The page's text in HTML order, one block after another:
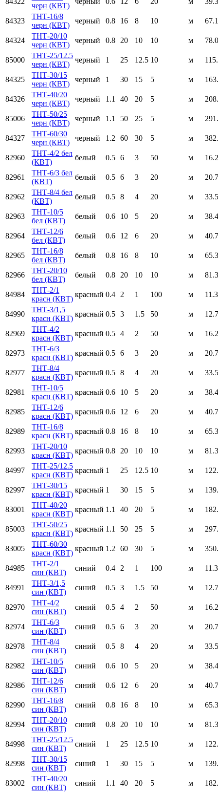
черн (КВТ)
84323
ТНТ-16/8
черн (КВТ)
черный 0.8 16 8 10 м
84324
ТНТ-20/10
черн (КВТ)
черный 0.8 20 10 10 м
85000
ТНТ-25/12.5
черн (КВТ)
черный 1 25 12.5 10 м
84325
ТНТ-30/15
черн (КВТ)
черный 1 30 15 5 м
84326
ТНТ-40/20
черн (КВТ)
черный 1.1 40 20 5 м
85006
ТНТ-50/25
черн (КВТ)
черный 1.1 50 25 5 м
84327
ТНТ-60/30
черн (КВТ)
черный 1.2 60 30 5 м
82960
ТНТ-4/2 бел
(КВТ)
белый 0.5 6 3 50 м
82961
ТНТ-6/3 бел
(КВТ)
белый 0.5 6 3 20 м
82962
ТНТ-8/4 бел
(КВТ)
белый 0.5 8 4 20 м
82963
ТНТ-10/5
бел (КВТ)
белый 0.6 10 5 20 м
82964
ТНТ-12/6
бел (КВТ)
белый 0.6 12 6 20 м
82965
ТНТ-16/8
бел (КВТ)
белый 0.8 16 8 10 м
82966
ТНТ-20/10
бел (КВТ)
белый 0.8 20 10 10 м
84984
ТНТ-2/1
красн (КВТ)
красный 0.4 2 1 100 м
84990
ТНТ-3/1,5
красн (КВТ)
красный 0.5 3 1.5 50 м
82969
ТНТ-4/2
красн (КВТ)
красный 0.5 4 2 50 м
82973
ТНТ-6/3
красн (КВТ)
красный 0.5 6 3 20 м
82977
ТНТ-8/4
красн (КВТ)
красный 0.5 8 4 20 м
82981
ТНТ-10/5
красн (КВТ)
красный 0.6 10 5 20 м
82985
ТНТ-12/6
красн (КВТ)
красный 0.6 12 6 20 м
82989
ТНТ-16/8
красн (КВТ)
красный 0.8 16 8 10 м
82993
ТНТ-20/10
красн (КВТ)
красный 0.8 20 10 10 м
84997
ТНТ-25/12.5
красн (КВТ)
красный 1 25 12.5 10 м
82997
ТНТ-30/15
красн (КВТ)
красный 1 30 15 5 м
83001
ТНТ-40/20
красн (КВТ)
красный 1.1 40 20 5 м
85003
ТНТ-50/25
красн (КВТ)
красный 1.1 50 25 5 м
83005
ТНТ-60/30
красн (КВТ)
красный 1.2 60 30 5 м
84985
ТНТ-2/1
син (КВТ)
синий 0.4 2 1 100 м
84991
ТНТ-3/1,5
син (КВТ)
синий 0.5 3 1.5 50 м
82970
ТНТ-4/2
син (КВТ)
синий 0.5 4 2 50 м
82974
ТНТ-6/3
син (КВТ)
синий 0.5 6 3 20 м
82978
ТНТ-8/4
син (КВТ)
синий 0.5 8 4 20 м
82982
ТНТ-10/5
син (КВТ)
синий 0.6 10 5 20 м
82986
ТНТ-12/6
син (КВТ)
синий 0.6 12 6 20 м
82990
ТНТ-16/8
син (КВТ)
синий 0.8 16 8 10 м
82994
ТНТ-20/10
син (КВТ)
синий 0.8 20 10 10 м
84998
ТНТ-25/12.5
син (КВТ)
синий 1 25 12.5 10 м
82998
ТНТ-30/15
син (КВТ)
синий 1 30 15 5 м
83002
ТНТ-40/20
син (КВТ)
синий 1.1 40 20 5 м